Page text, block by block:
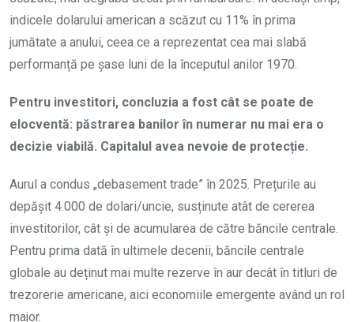
indicele dolarului american a scăzut cu 11% în prima
jumătate a anului, ceea ce a reprezentat cea mai slabă
performanță pe șase luni de la începutul anilor 1970.
Pentru investitori, concluzia a fost cât se poate de
elocventă: păstrarea banilor în numerar nu mai era o
decizie viabilă. Capitalul avea nevoie de protecție.
Aurul a condus „debasement trade” în 2025. Prețurile au
depășit 4.000 de dolari/uncie, susținute atât de cererea
investitorilor, cât și de acumularea de către băncile centrale.
Pentru prima dată în ultimele decenii, băncile centrale
globale au deținut mai multe rezerve în aur decât în titluri de
trezorerie americane, aici economiile emergente având un rol
major.